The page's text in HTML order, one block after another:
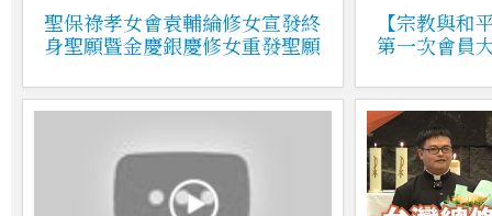
聖保祿孝女會袁輔綸修女宣發終
身聖願暨金慶銀慶修女重發聖願
【宗教與和
第一次會員